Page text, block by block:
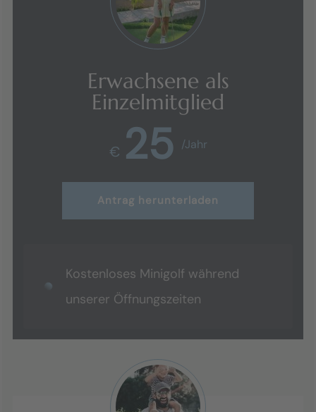
Erwachsene als
Einzelmitglied
€ 25 /Jahr
Antrag herunterladen
Kostenloses Minigolf während
unserer Öffnungszeiten